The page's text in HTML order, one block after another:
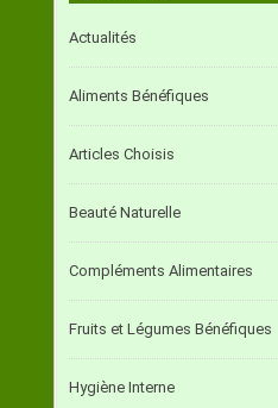
Actualités
Aliments Bénéfiques
Articles Choisis
Beauté Naturelle
Compléments Alimentaires
Fruits et Légumes Bénéfiques
Hygiène Interne